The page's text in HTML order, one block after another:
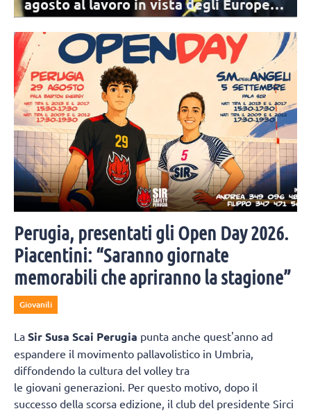
agosto al lavoro in vista degli Europei: i
convocati
avvicinamento agli Europei. I 17 convocati di De Giorgi per il primo
raduno.
Perugia, presentati gli Open Day 2026.
Piacentini: “Saranno giornate
memorabili che apriranno la stagione”
Giovanili
La Sir Susa Scai Perugia punta anche quest'anno ad
espandere il movimento pallavolistico in Umbria,
diffondendo la cultura del volley tra
le giovani generazioni. Per questo motivo, dopo il
successo della scorsa edizione, il club del presidente Sirci